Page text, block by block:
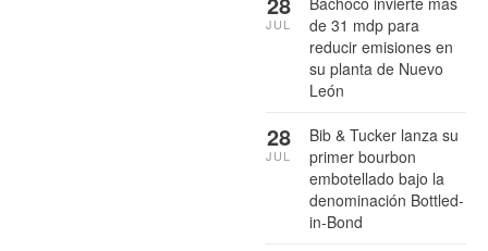
de 31 mdp para
reducir emisiones en
su planta de Nuevo
León
JUL
Bib & Tucker lanza su
primer bourbon
embotellado bajo la
denominación Bottled-
in-Bond
28
JUL